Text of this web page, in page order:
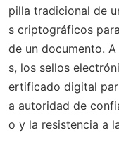
pilla tradicional de
s criptográficos
de un documento.
s, los sellos
ertificado digital
a autoridad de
o y la resistencia a